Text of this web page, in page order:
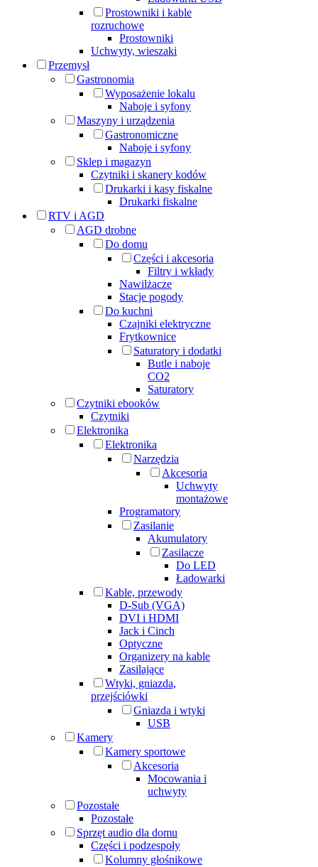
Prostowniki i kable
rozruchowe
Prostowniki
Uchwyty, wieszaki
Przemysł
Gastronomia
Wyposażenie lokalu
Naboje i syfony
Maszyny i urządzenia
Gastronomiczne
Naboje i syfony
Sklep i magazyn
Czytniki i skanery kodów
Drukarki i kasy fiskalne
Drukarki fiskalne
RTV i AGD
AGD drobne
Do domu
Części i akcesoria
Filtry i wkłady
Nawilżacze
Stacje pogody
Do kuchni
Czajniki elektryczne
Frytkownice
Saturatory i dodatki
Butle i naboje
CO2
Saturatory
Czytniki ebooków
Czytniki
Elektronika
Elektronika
Narzędzia
Akcesoria
Uchwyty
montażowe
Programatory
Zasilanie
Akumulatory
Zasilacze
Do LED
Ładowarki
Kable, przewody
D-Sub (VGA)
DVI i HDMI
Jack i Cinch
Optyczne
Organizery na kable
Zasilające
Wtyki, gniazda,
przejściówki
Gniazda i wtyki
USB
Kamery
Kamery sportowe
Akcesoria
Mocowania i
uchwyty
Pozostałe
Pozostałe
Sprzęt audio dla domu
Części i podzespoły
Kolumny głośnikowe